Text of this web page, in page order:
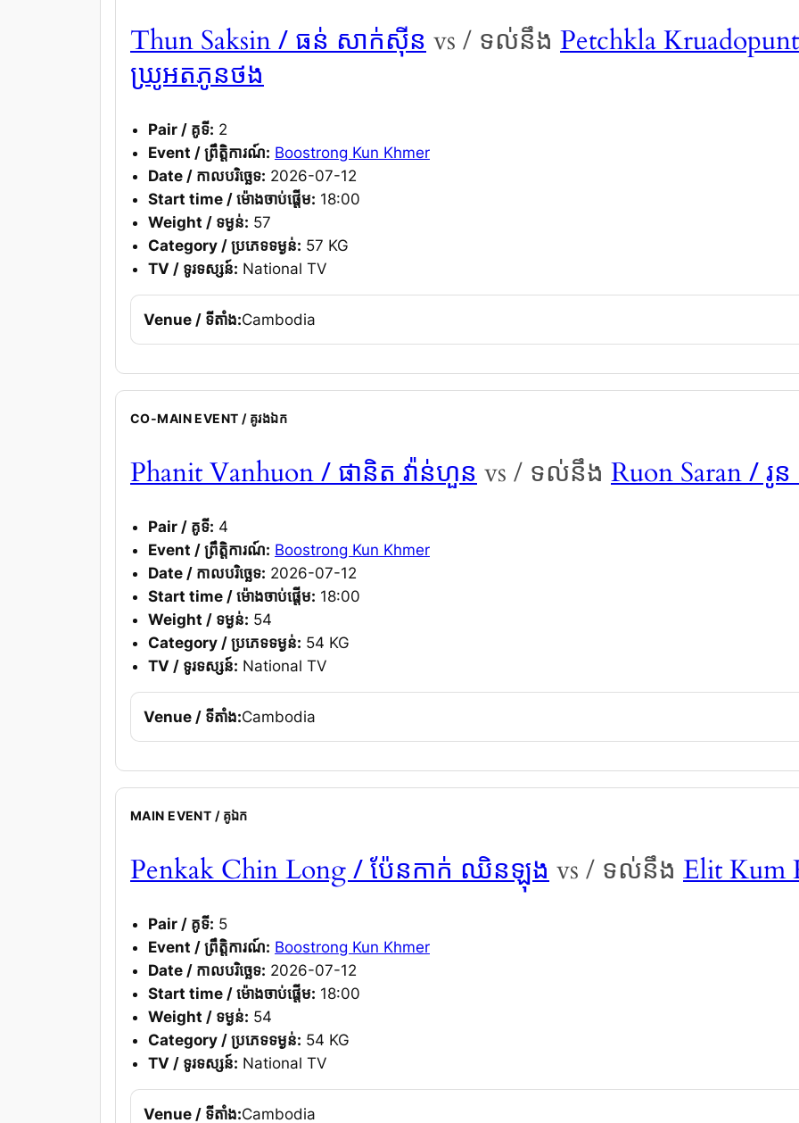
Thun Saksin/ ធន់ សាក់ស៊ីន vs / ទល់នឹង Petchkla
ឃ្រូអតភូនថង
Pair / គូទី: 2
Event / ព្រឹត្តិការណ៍: Boostrong Kun Khmer
Date / កាលបរិច្ឆេទ: 2026-07-12
Start time / ម៉ោងចាប់ផ្តើម: 18:00
Weight / ទម្ងន់: 57
Category / ប្រភេទទម្ងន់: 57 KG
TV / ទូរទស្សន៍: National TV
Venue / ទីតាំង:Cambodia
CO-MAIN EVENT / គូរងឯក
Phanit Vanhuon / ផានិត វ៉ាន់ហួន vs / ទល់នឹង Ruon Saran / រូន
Pair / គូទី: 4
Event / ព្រឹត្តិការណ៍: Boostrong Kun Khmer
Date / កាលបរិច្ឆេទ: 2026-07-12
Start time / ម៉ោងចាប់ផ្តើម: 18:00
Weight / ទម្ងន់: 54
Category / ប្រភេទទម្ងន់: 54 KG
TV / ទូរទស្សន៍: National TV
Venue / ទីតាំង:Cambodia
MAIN EVENT / គូឯក
Penkak Chin Long / ប៉ែនកាក់ ឈិនឡុង vs / ទល់នឹង Elit Kum
Pair / គូទី: 5
Event / ព្រឹត្តិការណ៍: Boostrong Kun Khmer
Date / កាលបរិច្ឆេទ: 2026-07-12
Start time / ម៉ោងចាប់ផ្តើម: 18:00
Weight / ទម្ងន់: 54
Category / ប្រភេទទម្ងន់: 54 KG
TV / ទូរទស្សន៍: National TV
Venue / ទីតាំង:Cambodia